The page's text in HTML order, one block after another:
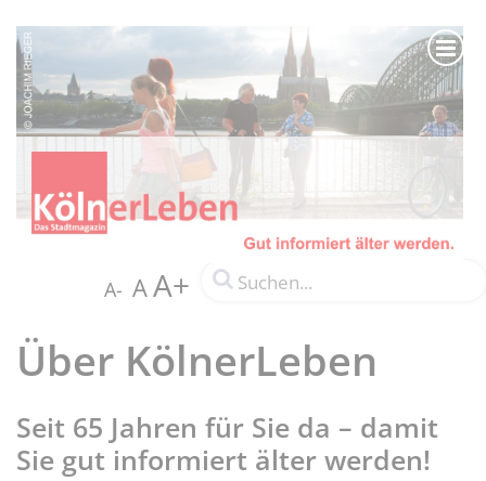
A- AA+
Über KölnerLeben
Seit 65 Jahren für Sie da – damit
Sie gut informiert älter werden!